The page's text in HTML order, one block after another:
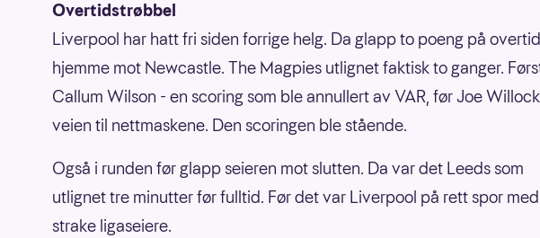
Overtidstrøbbel
Liverpool har hatt fri siden forrige helg. Da glapp to poeng på overtid
hjemme mot Newcastle. The Magpies utlignet faktisk to ganger.
Callum Wilson - en scoring som ble annullert av VAR, før Joe
veien til nettmaskene. Den scoringen ble stående.
Også i runden før glapp seieren mot slutten. Da var det Leeds som
utlignet tre minutter før fulltid. Før det var Liverpool på rett spor
strake ligaseiere.